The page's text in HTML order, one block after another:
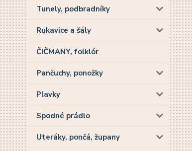
Tunely, podbradníky
Rukavice a šály
ČIČMANY, folklór
Pančuchy, ponožky
Plavky
Spodné prádlo
Uteráky, pončá, župany